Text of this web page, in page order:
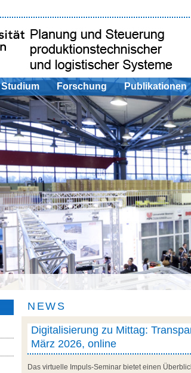
Studium Forschung Publikationen
NEWS
Digitalisierung zu Mittag:
März 2026, online
Das virtuelle Impuls-Seminar bietet einen